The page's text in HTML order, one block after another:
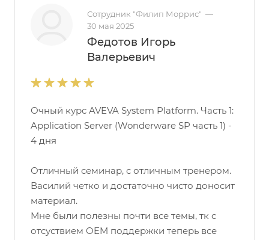
Сотрудник "Филип Моррис" —
30 мая 2025
Федотов Игорь
Валерьевич
Очный курс AVEVA System Platform. Часть 1:
Application Server (Wonderware SP часть 1) -
4 дня
Отличный семинар, с отличным тренером.
Василий четко и достаточно чисто доносит
материал.
Мне были полезны почти все темы, тк с
отсуствием OEM поддержки теперь все